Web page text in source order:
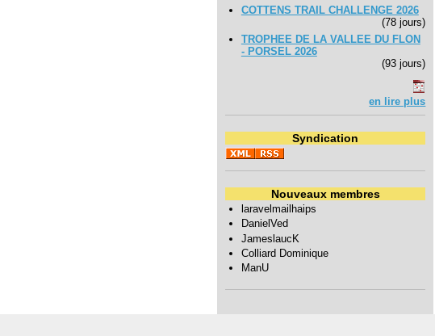
COTTENS TRAIL CHALLENGE 2026
(78 jours)
TROPHEE DE LA VALLEE DU FLON
- PORSEL 2026
(93 jours)
en lire plus
Syndication
Nouveaux membres
laravelmailhaips
DanielVed
JameslaucK
Colliard Dominique
ManU